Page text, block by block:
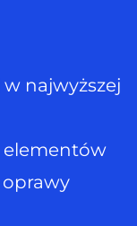
najwyższej
elementów